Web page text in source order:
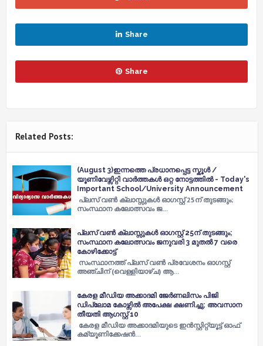
Share
Share
Related Posts:
(August 3)ഇന്നത്തെ പ്രധാനപ്പെട്ട സ്കൂൾ /
യൂണിവേഴ്സിറ്റി വാർത്തകൾ ഒറ്റ നോട്ടത്തിൽ - Today's
Important School/University Announcement
പ്ലസ് വൺ ക്ലാസ്സുകള്‍ ഓഗസ്റ്റ് 25ന് തുടങ്ങും;
സംസ്ഥാന കലോത്സവം ജ…
പ്ലസ് വൺ ക്ലാസ്സുകള്‍ ഓഗസ്റ്റ് 25ന് തുടങ്ങും;
സംസ്ഥാന കലോത്സവം ജനുവരി 3 മുതല്‍ 7 വരെ
കോഴിക്കോട്ട്
സംസ്ഥാനത്ത് പ്ലസ് വണ്‍ പ്രവേശനം ഓഗസ്റ്റ്
അഞ്ചിന് (വെള്ളിയാഴ്ച) ആ…
കേരള മീഡിയ അക്കാദമി ജേര്‍ണലിസം പിജി
ഡിപ്ലോമ കോഴ്സിൽ അപേക്ഷ ക്ഷണിച്ചു; അവസാന
തീയതി ആ​ഗസ്റ്റ് 10
കേരള മീഡിയ അക്കാദമിയുടെ ഇന്‍സ്റ്റിറ്റ്യൂട്ട് ഓഫ്
കമ്യൂണിക്കേഷന്‍…